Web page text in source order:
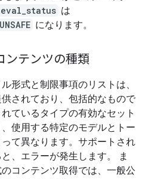
は
になります。
ンテンツの種類
形式と制限事項のリストは、
されており、包括的なもので
ているタイプの有効なセット
使用する特定のモデルとトー
て異なります。サポートされ
、エラーが発生します。 ま
コンテンツ取得では、一般公